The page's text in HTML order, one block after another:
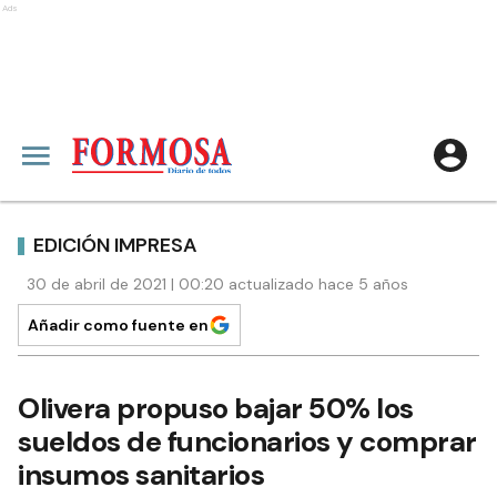
Ads
EDICIÓN IMPRESA
30 de abril de 2021 | 00:20 actualizado hace 5 años
Añadir como fuente en
Olivera propuso bajar 50% los
sueldos de funcionarios y comprar
insumos sanitarios